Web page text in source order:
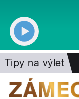
Tipy na výlet